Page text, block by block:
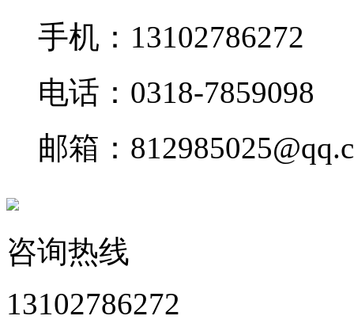
手机：13102786272
电话：0318-7859098
邮箱：
咨询热线
13102786272